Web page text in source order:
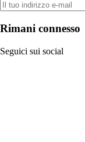
Rimani connesso
Seguici sui social